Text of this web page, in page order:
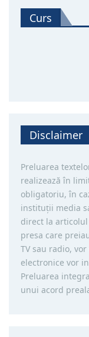
Curs
Disclaimer
Preluarea
realizează în
obligatoriu, în
instituţii media
direct la
presa care
TV sau radio,
electronice vor
Preluarea
unui acord